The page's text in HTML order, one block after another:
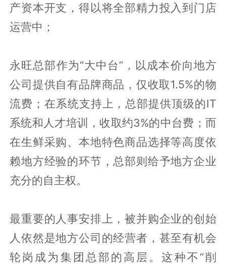
产资本开支，得以将全部精力投入到门店
运营中；
永旺总部作为“大中台”，以成本价向地方
公司提供自有品牌商品，仅收取1.5%的物
流费；在系统支持上，总部提供顶级的IT
系统和人才培训，收取约3%的中台费；而
在生鲜采购、本地特色商品选择等高度依
赖地方经验的环节，总部则给予地方企业
充分的自主权。
最重要的人事安排上，被并购企业的创始
人依然是地方公司的经营者，甚至有机会
轮岗成为集团总部的高层。这种不“削